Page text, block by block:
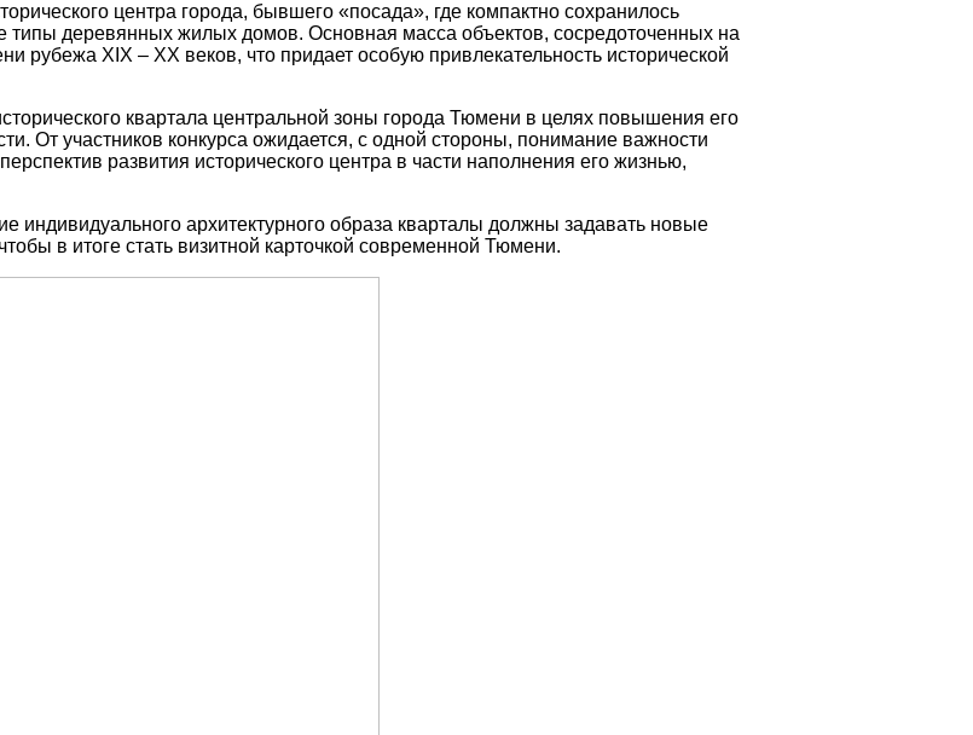
центра города, бывшего «посада», где компактно сохранилось
типы деревянных жилых домов. Основная масса объектов, сосредоточенных на
рубежа XIX – XX веков, что придает особую привлекательность исторической
квартала центральной зоны города Тюмени в целях повышения его
От участников конкурса ожидается, с одной стороны, понимание важности
развития исторического центра в части наполнения его жизнью,
индивидуального архитектурного образа кварталы должны задавать новые
в итоге стать визитной карточкой современной Тюмени.